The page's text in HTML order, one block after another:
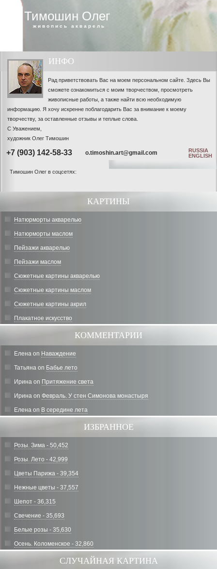
Тимошин Олег
живопись акварель
ИНФО
Рад приветствовать Вас на моем персональном сайте. Здесь Вы
сможете ознакомиться с моим творчеством, просмотреть
живописные работы, а также найти всю необходимую
информацию. Я хочу искренне поблагодарить Вас за внимание к моему
творчеству, за оставленные отзывы и теплые слова.
С Уважением,
художник Олег Тимошин
+7 (903) 142-58-33
RUSSIA
ENGLISH
o.timoshin.art@gmail.com
Тимошин Олег в соцсетях:
КАРТИНЫ
Натюрморты акварелью
Натюрморты маслом
Пейзажи акварелью
Пейзажи маслом
Сюжетные картины акварелью
Сюжетные картины маслом
Сюжетные картины акрил
Плакатное искусство
КОММЕНТАРИИ
Елена on Наваждение
Татьяна on Бабье лето
Ирина on Притяжение света
Ирина on Февраль. У стен Симонова монастыря
Елена on В середине лета
ИЗБРАННОЕ
Розы. Зима - 50,452
Розы. Лето - 42,999
Цветы Парижа - 39,354
Нежные цветы - 37,557
Шепот - 36,315
Свечение - 35,693
Белые розы - 35,630
Осень. Коломенское - 32,860
СЛУЧАЙНАЯ КАРТИНА